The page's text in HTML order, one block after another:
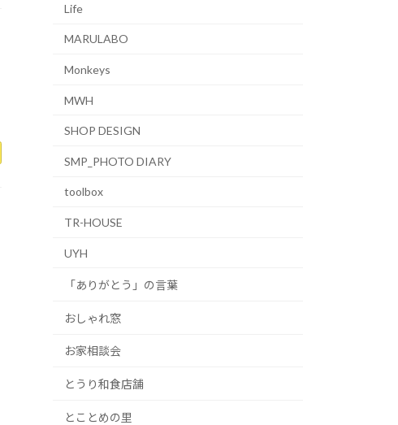
Life
MARULABO
Monkeys
MWH
SHOP DESIGN
SMP_PHOTO DIARY
toolbox
TR-HOUSE
UYH
「ありがとう」の言葉
おしゃれ窓
お家相談会
とうり和食店舗
とことめの里